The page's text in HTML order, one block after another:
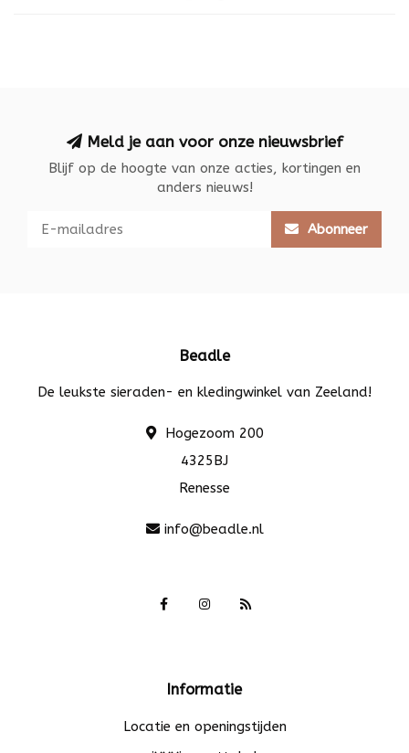
Meld je aan voor onze nieuwsbrief
Blijf op de hoogte van onze acties, kortingen en
anders nieuws!
Abonneer
Beadle
De leukste sieraden- en kledingwinkel van Zeeland!
Hogezoom 200
4325BJ
Renesse
info@beadle.nl
Informatie
Locatie en openingstijden